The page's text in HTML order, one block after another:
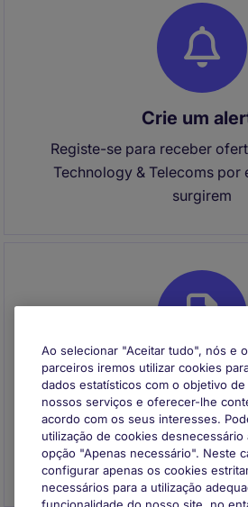
Crie um
Registe-se para receber
Technology & Telecoms por
surgirem
Envie o seu
Envie o seu CV para se
contacto consigo
oportunidade que se
Ao selecionar "Aceitar tudo", nós e
parceiros iremos utilizar cookies
dados estatísticos com o objetivo
nossos serviços e oferecer-lhe
acordo com os seus interesses.
utilização de cookies desnecessário
opção "Apenas necessário". Neste
configurar apenas os cookies
necessários para a utilização